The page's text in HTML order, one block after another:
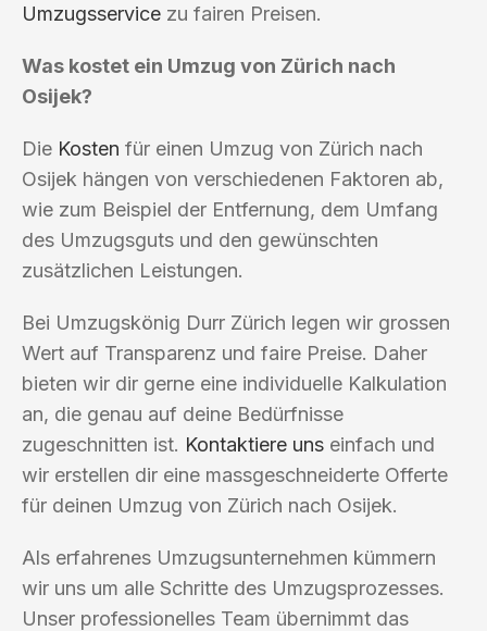
Umzugsservice zu fairen Preisen.
Was kostet ein Umzug von Zürich nach
Osijek?
Die Kosten für einen Umzug von Zürich nach
Osijek hängen von verschiedenen Faktoren ab,
wie zum Beispiel der Entfernung, dem Umfang
des Umzugsguts und den gewünschten
zusätzlichen Leistungen.
Bei Umzugskönig Durr Zürich legen wir grossen
Wert auf Transparenz und faire Preise. Daher
bieten wir dir gerne eine individuelle Kalkulation
an, die genau auf deine Bedürfnisse
zugeschnitten ist. Kontaktiere uns einfach und
wir erstellen dir eine massgeschneiderte Offerte
für deinen Umzug von Zürich nach Osijek.
Als erfahrenes Umzugsunternehmen kümmern
wir uns um alle Schritte des Umzugsprozesses.
Unser professionelles Team übernimmt das